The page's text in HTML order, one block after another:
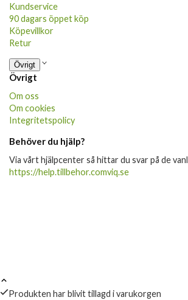
Kundservice
90 dagars öppet köp
Köpevillkor
Retur
Övrigt
Övrigt
Om oss
Om cookies
Integritetspolicy
Behöver du hjälp?
Via vårt hjälpcenter så hittar du svar på de
https://help.tillbehor.comviq.se
Produkten har blivit tillagd i varukorgen